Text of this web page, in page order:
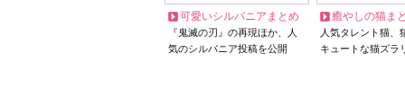
可愛いシルバニアまとめ
『鬼滅の刃』の再現ほか、人
気のシルバニア投稿を公開
癒やしの猫ま
人気タレント猫
キュートな猫ズラ